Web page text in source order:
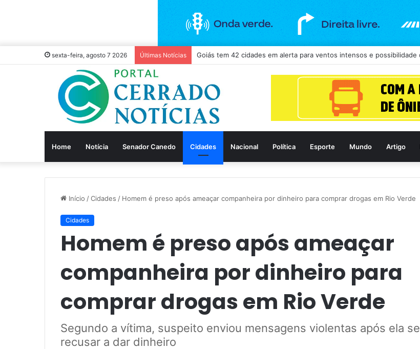
sexta-feira, agosto 7 2026 Últimas Notícias
Home Notícia Senador Canedo Cidades Nacional Política Esporte Mundo Artigo
Início /Cidades / Homem é preso após ameaçar companheira por dinheiro para comprar drogas em Rio Verde
Cidades
Homem é preso após ameaçar
companheira por dinheiro para
comprar drogas em Rio Verde
Segundo a vítima, suspeito enviou mensagens violentas após ela se
recusar a dar dinheiro